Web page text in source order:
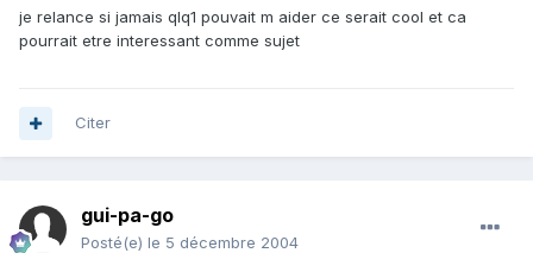
je relance si jamais qlq1 pouvait m aider ce serait cool et ca
pourrait etre interessant comme sujet
Citer
gui-pa-go
Posté(e) le 5 décembre 2004